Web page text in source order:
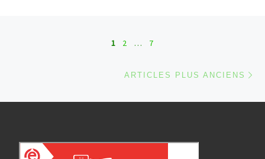
Navigation dans les articles
1 2 … 7
ARTICLES PLUS ANCIENS